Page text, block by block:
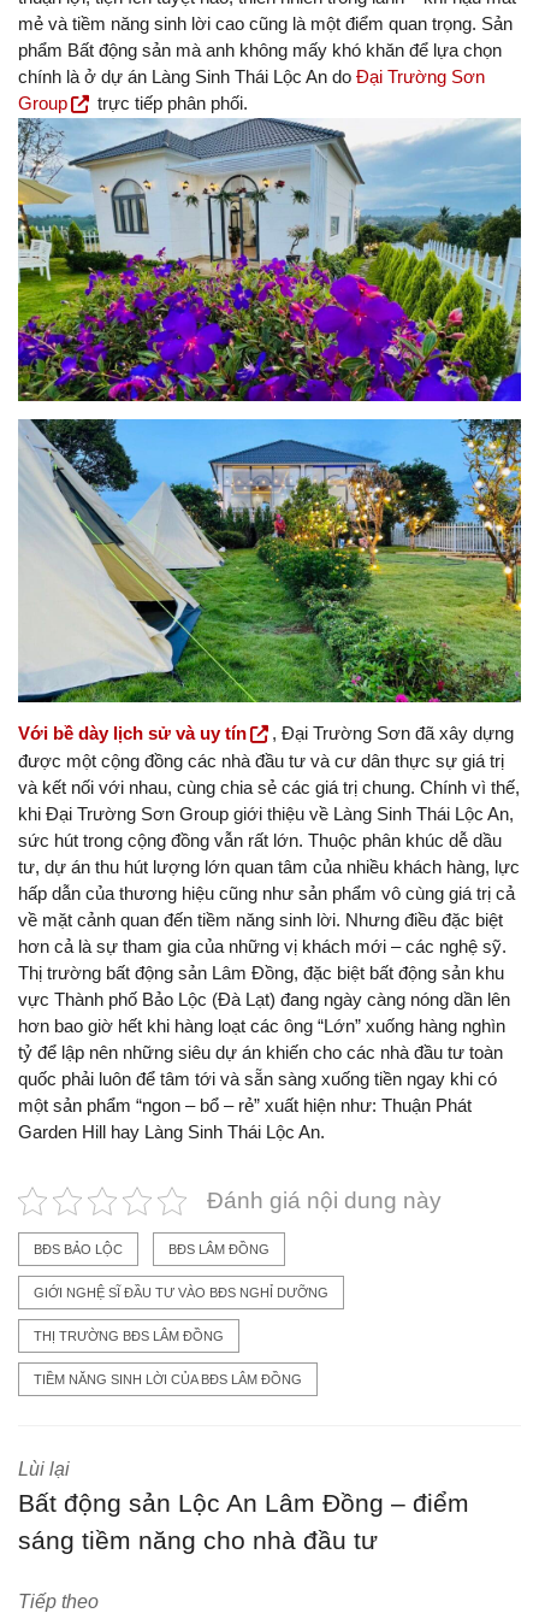
mẻ và tiềm năng sinh lời cao cũng là một điểm quan trọng. Sản
phẩm Bất động sản mà anh không mấy khó khăn để lựa chọn
chính là ở dự án Làng Sinh Thái Lộc An do Đại Trường Sơn
Group
trực tiếp phân phối.
Với bề dày lịch sử và uy tín
, Đại Trường Sơn đã xây dựng
được một cộng đồng các nhà đầu tư và cư dân thực sự giá trị
và kết nối với nhau, cùng chia sẻ các giá trị chung. Chính vì thế,
khi Đại Trường Sơn Group giới thiệu về Làng Sinh Thái Lộc An,
sức hút trong cộng đồng vẫn rất lớn. Thuộc phân khúc dễ dầu
tư, dự án thu hút lượng lớn quan tâm của nhiều khách hàng, lực
hấp dẫn của thương hiệu cũng như sản phẩm vô cùng giá trị cả
về mặt cảnh quan đến tiềm năng sinh lời. Nhưng điều đặc biệt
hơn cả là sự tham gia của những vị khách mới – các nghệ sỹ.
Thị trường bất động sản Lâm Đồng, đặc biệt bất động sản khu
vực Thành phố Bảo Lộc (Đà Lạt) đang ngày càng nóng dần lên
hơn bao giờ hết khi hàng loạt các ông “Lớn” xuống hàng nghìn
tỷ để lập nên những siêu dự án khiến cho các nhà đầu tư toàn
quốc phải luôn để tâm tới và sẵn sàng xuống tiền ngay khi có
một sản phẩm “ngon – bổ – rẻ” xuất hiện như: Thuận Phát
Garden Hill hay Làng Sinh Thái Lộc An.
Đánh giá nội dung này
BĐS BẢO LỘC BĐS LÂM ĐỒNG
GIỚI NGHỆ SĨ ĐẦU TƯ VÀO BĐS NGHỈ DƯỠNG
THỊ TRƯỜNG BĐS LÂM ĐỒNG
TIỀM NĂNG SINH LỜI CỦA BĐS LÂM ĐỒNG
Lùi lại
Bất động sản Lộc An Lâm Đồng – điểm
sáng tiềm năng cho nhà đầu tư
Tiếp theo